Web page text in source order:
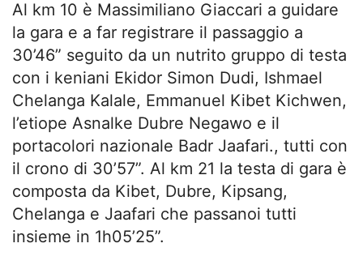
Al km 10 è Massimiliano Giaccari a guidare
la gara e a far registrare il passaggio a
30’46” seguito da un nutrito gruppo di testa
con i keniani Ekidor Simon Dudi, Ishmael
Chelanga Kalale, Emmanuel Kibet Kichwen,
l’etiope Asnalke Dubre Negawo e il
portacolori nazionale Badr Jaafari., tutti con
il crono di 30’57”. Al km 21 la testa di gara è
composta da Kibet, Dubre, Kipsang,
Chelanga e Jaafari che passanoi tutti
insieme in 1h05’25”.